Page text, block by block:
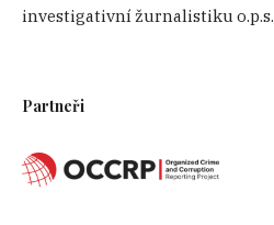
investigativní žurnalistiku o.p.s.
Partneři